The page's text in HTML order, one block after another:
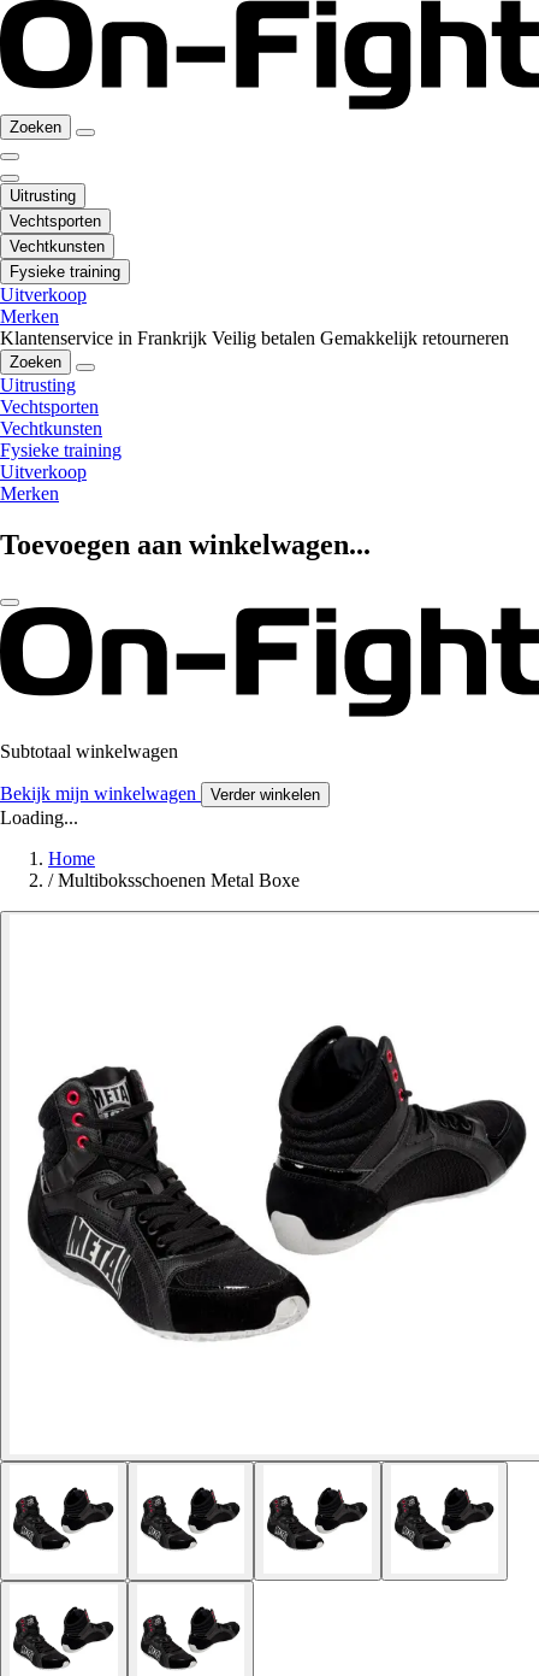
Zoeken
Uitrusting
Vechtsporten
Vechtkunsten
Fysieke training
Uitverkoop
Merken
Klantenservice in Frankrijk Veilig betalen Gemakkelijk retourneren
Zoeken
Uitrusting
Vechtsporten
Vechtkunsten
Fysieke training
Uitverkoop
Merken
Toevoegen aan winkelwagen...
Subtotaal winkelwagen
Bekijk mijn winkelwagen Verder winkelen
Loading...
Home
/ Multiboksschoenen Metal Boxe